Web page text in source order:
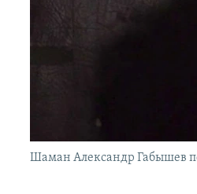
Шаман Александр Габышев